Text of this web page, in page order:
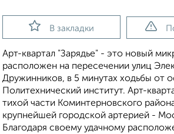
В закладки
Арт-квартал "Зарядье" - это новый
расположен на пересечении улиц
Дружинников, в 5 минутах ходьбы от
Политехнический институт. Арт-
тихой части Коминтерновского
крупнейшей городской артерией -
Благодаря своему удачному